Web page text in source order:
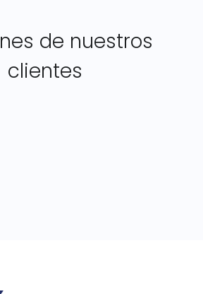
de nuestros
clientes